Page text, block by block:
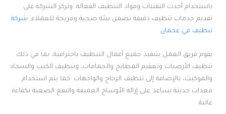
باستخدام أحدث التقنيات ومواد التنظيف الفعالة. وتركز الشركة على
تقديم خدمات تنظيف دقيقة تضمن بيئة صحية ومريحة للعملاء. شركة
تنظيف في عجمان
يقوم فريق العمل بتنفيذ جميع أعمال التنظيف باحترافية، بما في ذلك
تنظيف الأرضيات وتعقيم المطابخ والحمامات، وتنظيف الكنب والسجاد
والموكيت، بالإضافة إلى تنظيف الزجاج والواجهات. كما يتم استخدام
معدات حديثة تساعد على إزالة الأوساخ العميقة والبقع الصعبة بكفاءة
عالية.